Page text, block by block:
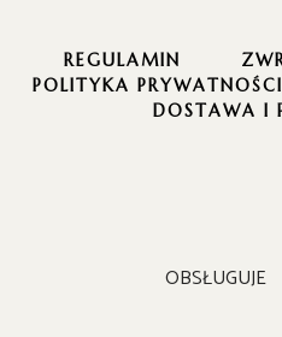
REGULAMIN
POLITYKA PRYWATNOŚCI
DOSTAWA I
OBSŁUGUJE